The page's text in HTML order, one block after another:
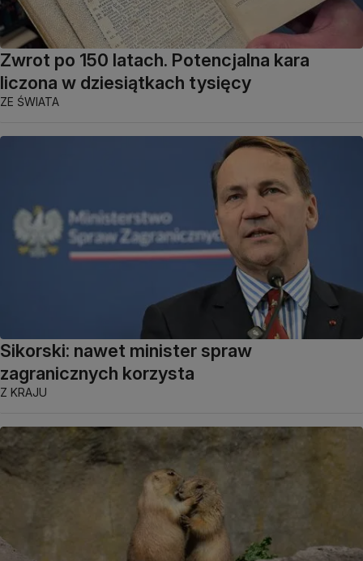
Zwrot po 150 latach. Potencjalna kara
liczona w dziesiątkach tysięcy
ZE ŚWIATA
Sikorski: nawet minister spraw
zagranicznych korzysta
Z KRAJU